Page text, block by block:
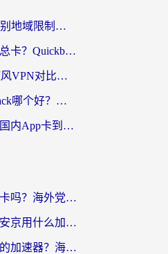
海外VPN中国：告别地域限制，留学生与华人如何轻松刷国内剧、玩国服？
海外党刷国内资源总卡？Quickback和采集蜂好用吗？这篇指南帮你避坑
ChickCN VPN和旋风VPN对比哪个回国效果更好？海外党亲测实用指南
ChickCN和Quickback哪个好？海外党亲测回国加速器，轻松解锁国内资源（附避坑指南）
华为手机在国外用国内App卡到崩溃？这篇加速器指南帮你无缝刷剧打游戏
国外玩穿越火线会卡吗？海外党亲测有效的国服游戏加速指南
在欧洲玩决战！平安京用什么加速器最好用？2026实测有效的国服游戏加速指南
有没有打奇迹暖暖的加速器？海外党国服游戏畅玩不卡顿的秘密